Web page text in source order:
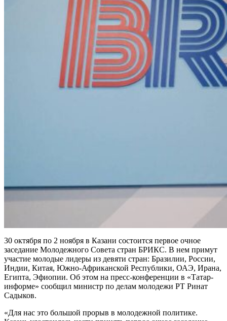
30 октября по 2 ноября в Казани состоится первое очное
заседание Молодежного Совета стран БРИКС. В нем примут
участие молодые лидеры из девяти стран: Бразилии, России,
Индии, Китая, Южно-Африканской Республики, ОАЭ, Ирана,
Египта, Эфиопии. Об этом на пресс-конференции в «Татар-
информе» сообщил министр по делам молодежи РТ Ринат
Садыков.
«Для нас это большой прорыв в молодежной политике.